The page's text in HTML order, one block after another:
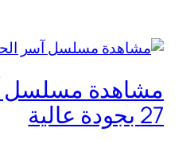
مشاهدة مسلسل
27 بجودة عالية